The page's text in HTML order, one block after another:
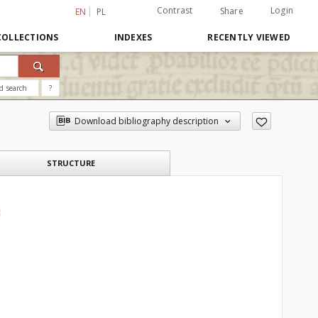
EN PL Contrast Share Login
INDEXES RECENTLY VIEWED
search ?
Download bibliography description
STRUCTURE